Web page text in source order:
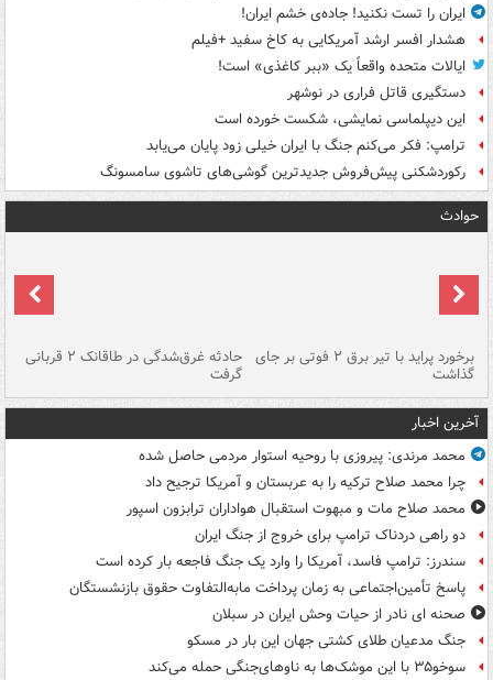
ایران را تست نکنید! جاده‌ی خشم ایران!
هشدار افسر ارشد آمریکایی به کاخ سفید +فیلم
ایالات متحده واقعاً یک «ببر کاغذی» است!
دستگیری قاتل فراری در نوشهر
این دیپلماسی نمایشی، شکست خورده است
ترامپ: فکر می‌کنم جنگ با ایران خیلی زود پایان می‌یابد
رکوردشکنی پیش‌فروش جدیدترین گوشی‌های تاشوی سامسونگ
حوادث
برخورد پراید با تیر برق ۲ فوتی بر جای
گذاشت
حادثه غرق‌شدگی در طاقانک ۲ قربانی
گرفت
آخرین اخبار
محمد مرندی: پیروزی با روحیه استوار مردمی حاصل شده
چرا محمد صلاح ترکیه را به عربستان و آمریکا ترجیح داد
محمد صلاح مات و مبهوت استقبال هواداران ترابزون اسپور
دو راهی دردناک ترامپ برای خروج از جنگ ایران
سندرز: ترامپ فاسد، آمریکا را وارد یک جنگ فاجعه بار کرده است
پاسخ تأمین‌اجتماعی به زمان پرداخت مابه‌التفاوت حقوق بازنشستگان
صحنه ای نادر از حیات وحش ایران در سبلان
جنگ مدعیان طلای کشتی جهان این بار در مسکو
سوخو۳۵ با این موشک‌ها به ناوهای‌جنگی حمله می‌کند